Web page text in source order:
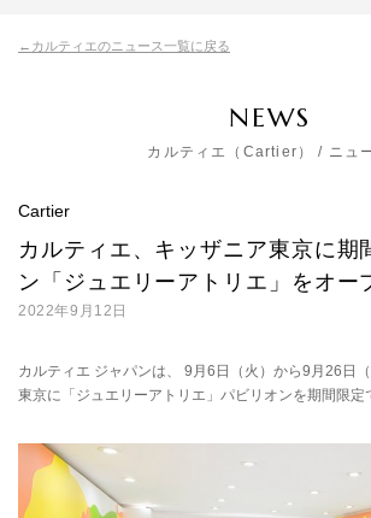
カルティエのニュース一覧に戻る
NEWS
カルティエ（Cartier） / ニュ
Cartier
カルティエ、キッザニア東京に期
ン「ジュエリーアトリエ」をオー
2022年9月12日
カルティエ ジャパンは、 9月6日（火）から9月26日
東京に「ジュエリーアトリエ」パビリオンを期間限定